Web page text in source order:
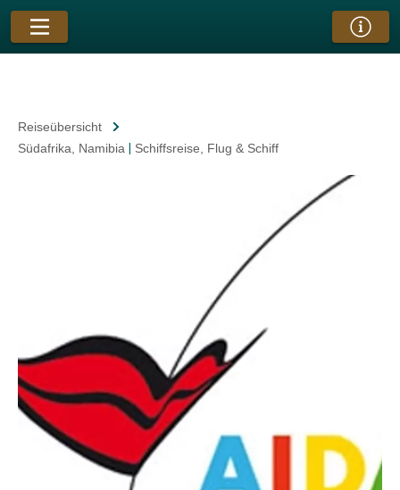
Reiseübersicht
Südafrika , Namibia Schiffsreise , Flug & Schiff